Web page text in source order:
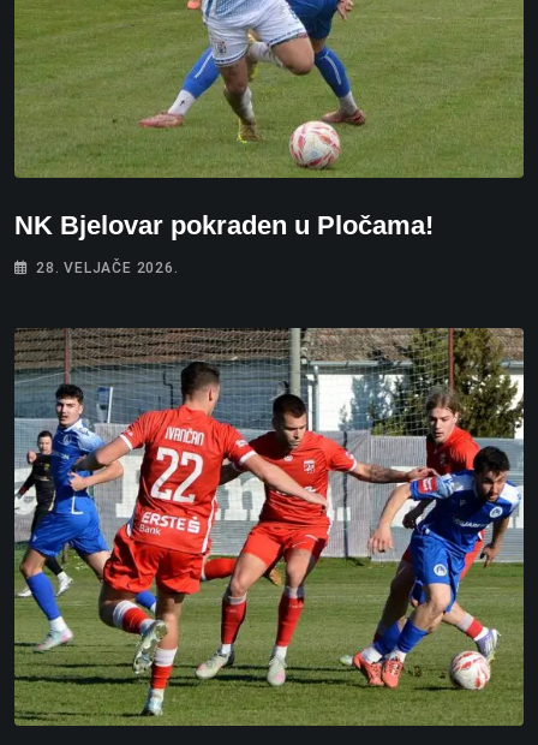
NK Bjelovar pokraden u Pločama!
28. VELJAČE 2026.